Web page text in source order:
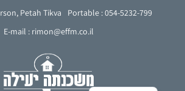
Petah Tikva
Portable : 054-5232-799
E-mail : rimon@effm.co.il